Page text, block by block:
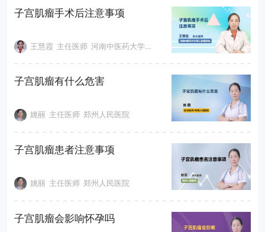
子宫肌瘤手术后注意事项
王慧霞 主任医师 河南中医药大学第三附属医院
子宫肌瘤有什么危害
姚丽 主任医师 郑州人民医院
子宫肌瘤患者注意事项
姚丽 主任医师 郑州人民医院
子宫肌瘤会影响怀孕吗